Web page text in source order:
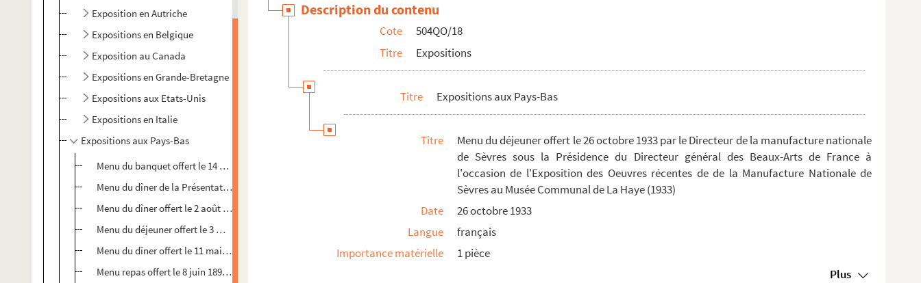
Exposition en Autriche
Expositions en Belgique
Exposition au Canada
Expositions en Grande-Bretagne
Expositions aux Etats-Unis
Expositions en Italie
Expositions aux Pays-Bas
Menu du banquet offert le 14 novembre 1883 au Ministre du Commerce par les exposants français à l'oc...
Menu du dîner de la Présentation d'objet d'art offert au Président de la Section française à l'Expos...
Menu du dîner offert le 2 août 1883 à l'occasion de l'Exposition d'Amsterdam (1883)
Menu du déjeuner offert le 3 mai 1883 à bord de la Corvette le Coligny en présence de Monsieur Mouth...
Menu du dîner offert le 11 mai 1895 au Palais de l'Industrie à l'occasion de l'ouverture de l'Exposi...
Menu repas offert le 8 juin 1895 à l'occasion de l'Exposition d'Amsterdam (1895)
Description du contenu
Cote
504QO/18
Titre
Expositions
Titre Expositions aux Pays-Bas
Titre
Menu du déjeuner offert le 26 octobre 1933 par le Directeur de la manufacture nationale
de Sèvres sous la Présidence du Directeur général des Beaux-Arts de France à
l'occasion de l'Exposition des Oeuvres récentes de de la Manufacture Nationale de
Sèvres au Musée Communal de La Haye (1933)
Date
26 octobre 1933
Langue
français
Importance matérielle
1 pièce
Plus